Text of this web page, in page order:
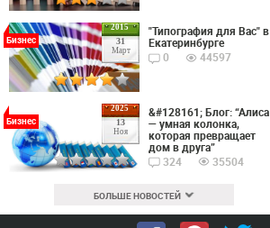
2015
31
Март
Бизнес
"Типография для Вас" в
Екатеринбурге
0
44597
2025
13
Ноя
Бизнес
&#128161; Блог: “Алиса
— умная колонка,
которая превращает
дом в друга”
324
35504
БОЛЬШЕ НОВОСТЕЙ